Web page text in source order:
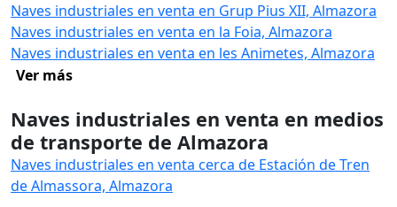
Naves industriales en venta en Grup Pius XII, Almazora
Naves industriales en venta en la Foia, Almazora
Naves industriales en venta en les Animetes, Almazora
Ver más
Naves industriales en venta en medios
de transporte de Almazora
Naves industriales en venta cerca de Estación de Tren
de Almassora, Almazora